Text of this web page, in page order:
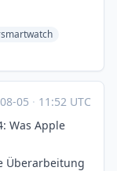
05 · 11:52 UTC
Was Apple
Überarbeitung